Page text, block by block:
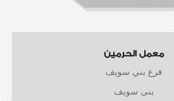
معمل الحرمين
فرع بني سويف
بنى سويف